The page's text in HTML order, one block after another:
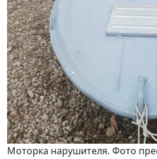
Моторка нарушителя. Фото